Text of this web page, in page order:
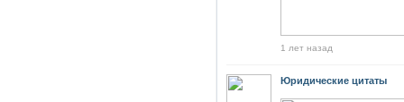
1 лет назад
Юридические цитаты